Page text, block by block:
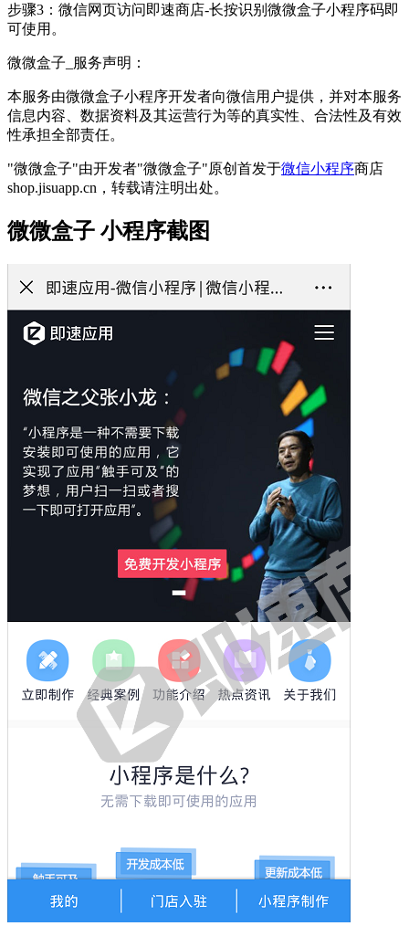
步骤3：微信网页访问即速商店-长按识别微微盒子小程序码即
可使用。
微微盒子_服务声明：
本服务由微微盒子小程序开发者向微信用户提供，并对本服务
信息内容、数据资料及其运营行为等的真实性、合法性及有效
性承担全部责任。
"微微盒子"由开发者"微微盒子"原创首发于微信小程序商店
shop.jisuapp.cn，转载请注明出处。
微微盒子 小程序截图